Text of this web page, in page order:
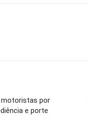
motoristas por
e porte